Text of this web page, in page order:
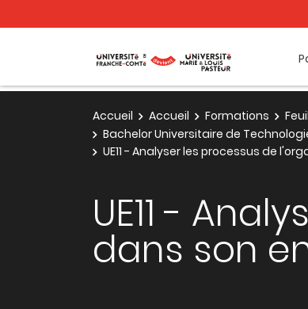
Accueil Accueil Formations
Bachelor Universitaire de
UE11 - Analyser les processus de
UE11 -
dans son